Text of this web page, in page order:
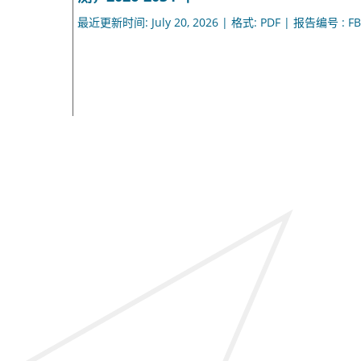
最近更新时间: July 20, 2026 | 格式: PDF | 报告编号 :